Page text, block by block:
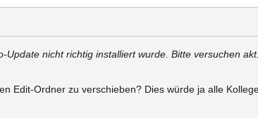
Update nicht richtig installiert wurde. Bitte versuchen
Edit-Ordner zu verschieben? Dies würde ja alle